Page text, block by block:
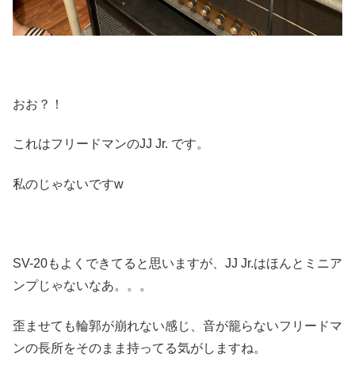
おお？！
これはフリードマンのJJ Jr. です。
私のじゃないですw
SV-20もよくできてると思いますが、JJ Jr.はほんとミニア
ンプじゃないなあ。。。
歪ませても輪郭が崩れない感じ、音が籠らないフリードマ
ンの長所をそのまま持ってる気がしますね。